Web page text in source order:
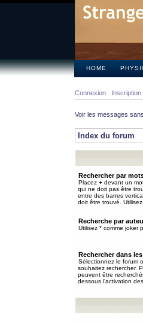
HOME
Connexion Inscription
Voir les messages
Index du forum
Rechercher par
Placez + devant un
qui ne doit pas être
entre des barres
doit être trouvé.
Recherche par
Utilisez * comme joker
Rechercher dans
Sélectionnez le forum
souhaitez rechercher.
peuvent être
dessous l’activation